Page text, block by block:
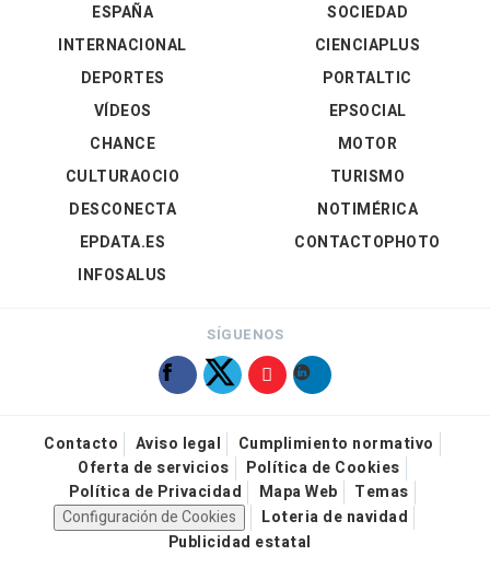
ESPAÑA
INTERNACIONAL
DEPORTES
VÍDEOS
SOCIEDAD
CIENCIAPLUS
PORTALTIC
EPSOCIAL
CHANCE
CULTURAOCIO
DESCONECTA
EPDATA.ES
INFOSALUS
MOTOR
TURISMO
NOTIMÉRICA
CONTACTOPHOTO
SÍGUENOS
Contacto Aviso legal
Cumplimiento normativo
Oferta de servicios
Política de Cookies
Política de Privacidad
Mapa Web
Temas
Configuración de Cookies
Loteria de navidad
Publicidad estatal